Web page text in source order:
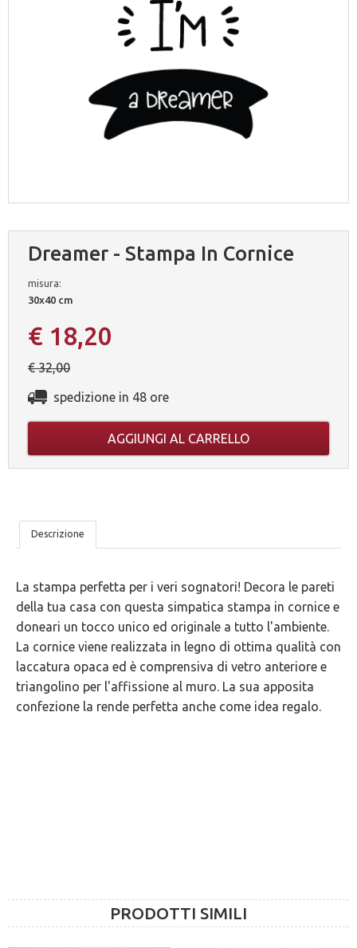
Dreamer - Stampa In Cornice
misura:
30x40 cm
€ 18,20
€ 32,00
spedizione in 48 ore
AGGIUNGI AL CARRELLO
LE
GARANZIE
Descrizione
La stampa perfetta per i veri sognatori! Decora le pareti
della tua casa con questa simpatica stampa in cornice e
doneari un tocco unico ed originale a tutto l'ambiente.
La cornice viene realizzata in legno di ottima qualità con
laccatura opaca ed è comprensiva di vetro anteriore e
triangolino per l'affissione al muro. La sua apposita
confezione la rende perfetta anche come idea regalo.
PRODOTTI SIMILI